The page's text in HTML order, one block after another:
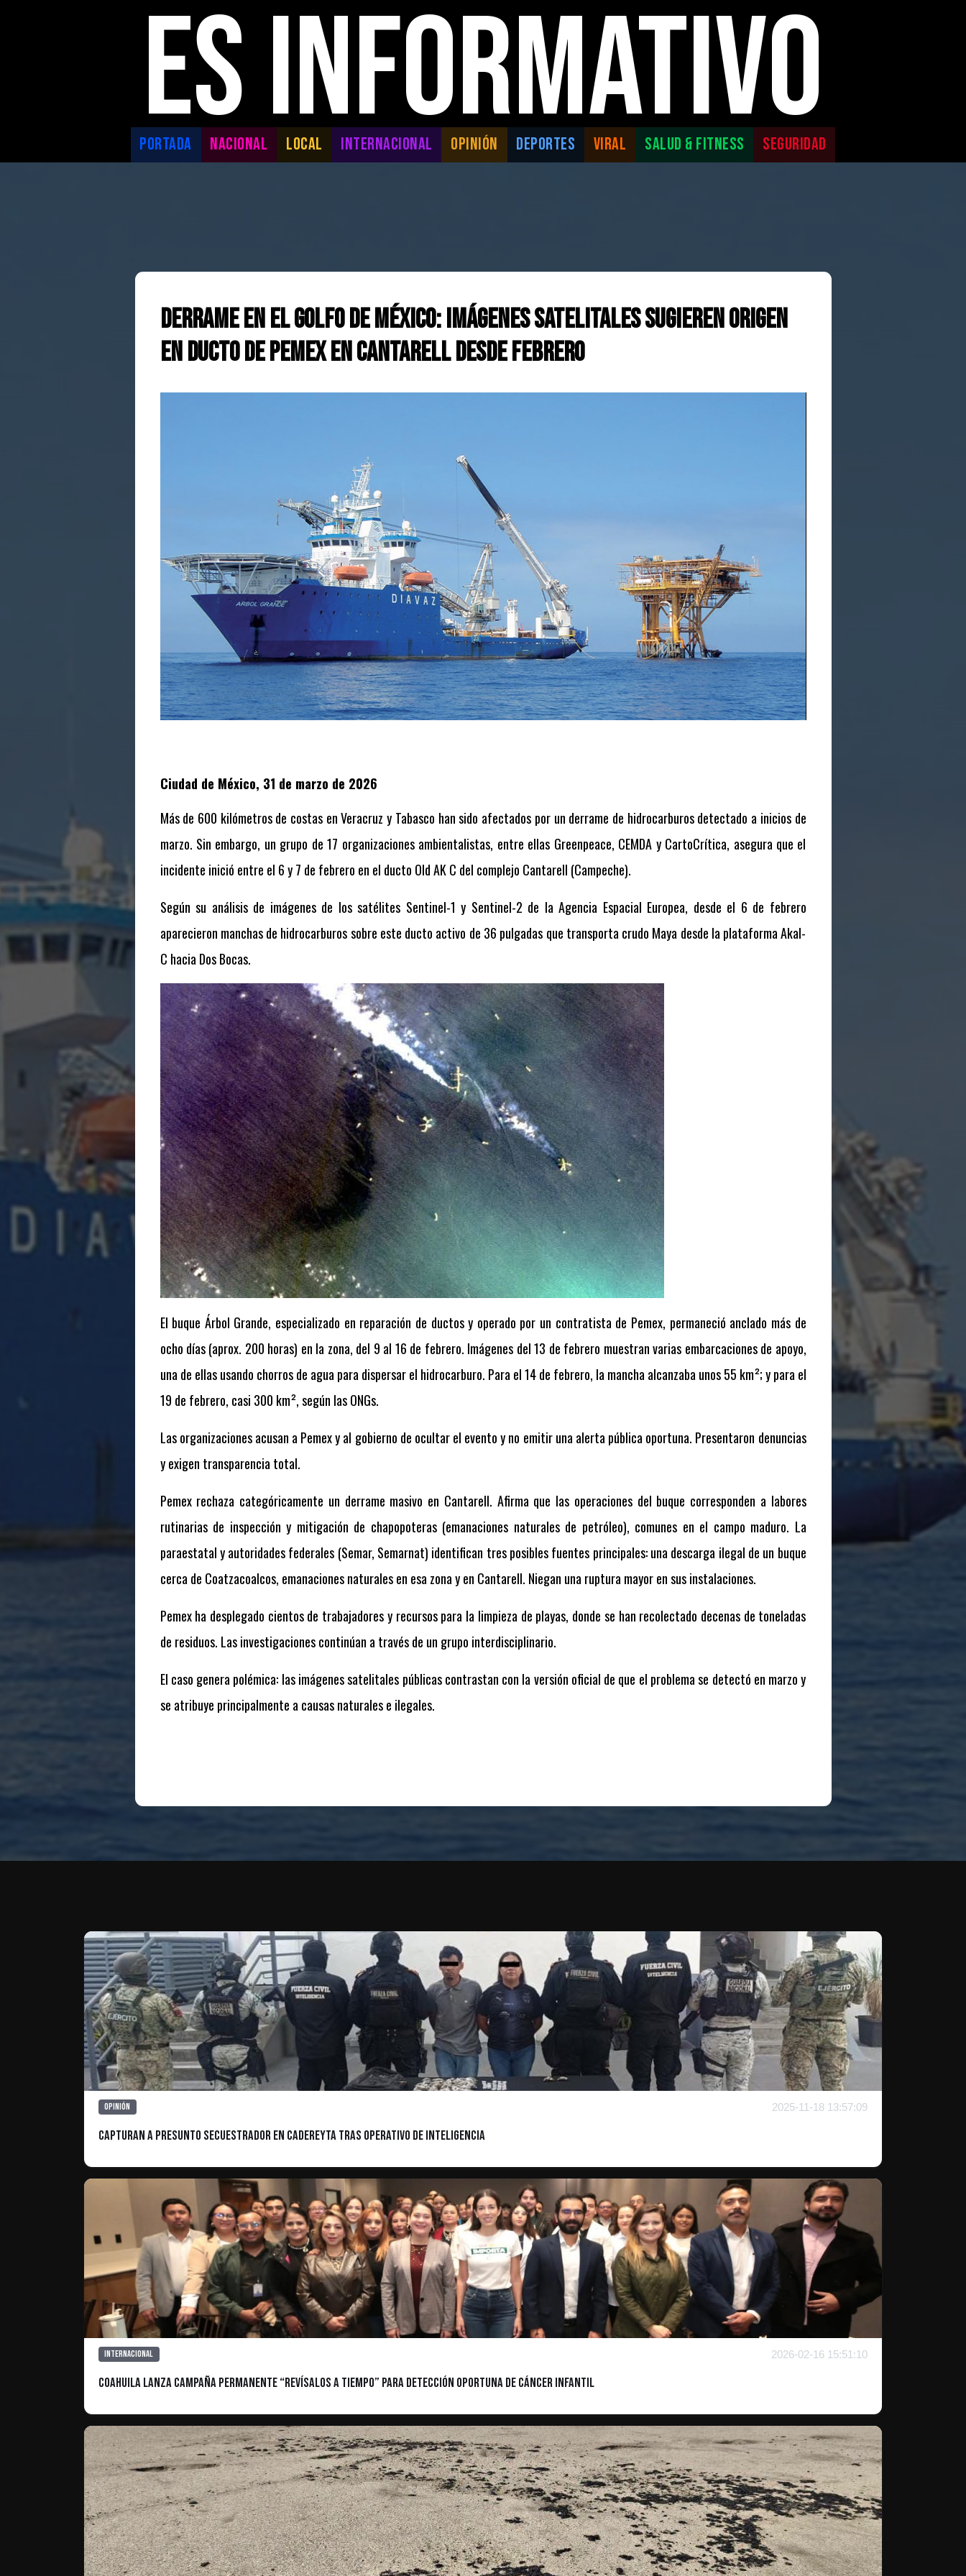
ES INFORMATIVO
PORTADA NACIONAL LOCAL INTERNACIONAL OPINIÓN DEPORTES VIRAL SALUD & FITNESS SEGURIDAD
Derrame en el Golfo de México: Imágenes satelitales sugieren origen
en ducto de Pemex en Cantarell desde febrero
Ciudad de México, 31 de marzo de 2026
Más de 600 kilómetros de costas en Veracruz y Tabasco han sido afectados por un derrame de hidrocarburos detectado a inicios de
marzo. Sin embargo, un grupo de 17 organizaciones ambientalistas, entre ellas Greenpeace, CEMDA y CartoCrítica, asegura que el
incidente inició entre el 6 y 7 de febrero en el ducto Old AK C del complejo Cantarell (Campeche).
Según su análisis de imágenes de los satélites Sentinel-1 y Sentinel-2 de la Agencia Espacial Europea, desde el 6 de febrero
aparecieron manchas de hidrocarburos sobre este ducto activo de 36 pulgadas que transporta crudo Maya desde la plataforma Akal-
C hacia Dos Bocas.
El buque Árbol Grande, especializado en reparación de ductos y operado por un contratista de Pemex, permaneció anclado más de
ocho días (aprox. 200 horas) en la zona, del 9 al 16 de febrero. Imágenes del 13 de febrero muestran varias embarcaciones de apoyo,
una de ellas usando chorros de agua para dispersar el hidrocarburo. Para el 14 de febrero, la mancha alcanzaba unos 55 km²; y para el
19 de febrero, casi 300 km², según las ONGs.
Las organizaciones acusan a Pemex y al gobierno de ocultar el evento y no emitir una alerta pública oportuna. Presentaron denuncias
y exigen transparencia total.
Pemex rechaza categóricamente un derrame masivo en Cantarell. Afirma que las operaciones del buque corresponden a labores
rutinarias de inspección y mitigación de chapopoteras (emanaciones naturales de petróleo), comunes en el campo maduro. La
paraestatal y autoridades federales (Semar, Semarnat) identifican tres posibles fuentes principales: una descarga ilegal de un buque
cerca de Coatzacoalcos, emanaciones naturales en esa zona y en Cantarell. Niegan una ruptura mayor en sus instalaciones.
Pemex ha desplegado cientos de trabajadores y recursos para la limpieza de playas, donde se han recolectado decenas de toneladas
de residuos. Las investigaciones continúan a través de un grupo interdisciplinario.
El caso genera polémica: las imágenes satelitales públicas contrastan con la versión oficial de que el problema se detectó en marzo y
se atribuye principalmente a causas naturales e ilegales.
Opinión 2025-11-18 13:57:09
Capturan a Presunto Secuestrador en Cadereyta Tras Operativo de Inteligencia
Internacional 2026-02-16 15:51:10
Coahuila lanza campaña permanente “Revísalos a Tiempo” para detección oportuna de cáncer infantil